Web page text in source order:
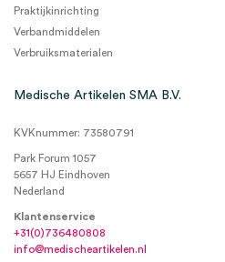
Praktijkinrichting
Verbandmiddelen
Verbruiksmaterialen
Medische Artikelen SMA B.V.
KVKnummer: 73580791
Park Forum 1057
5657 HJ Eindhoven
Nederland
Klantenservice
+31(0)736480808
info@medischeartikelen.nl